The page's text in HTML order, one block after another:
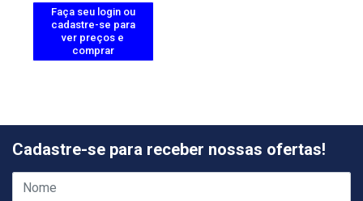
Faça seu login ou
cadastre-se para
ver preços e
comprar
Cadastre-se para receber nossas ofertas!